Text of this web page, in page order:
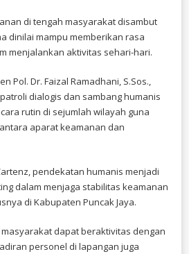
di tengah masyarakat disambut
dinilai mampu memberikan rasa
menjalankan aktivitas sehari-hari.
Pol. Dr. Faizal Ramadhani, S.Sos.,
patroli dialogis dan sambang humanis
rutin di sejumlah wilayah guna
aparat keamanan dan
pendekatan humanis menjadi
dalam menjaga stabilitas keamanan
di Kabupaten Puncak Jaya.
masyarakat dapat beraktivitas dengan
personel di lapangan juga